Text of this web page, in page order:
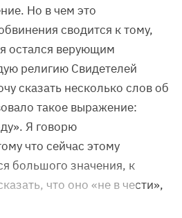
Но в чем это
сводится к тому,
остался верующим
религию Свидетелей
сказать несколько слов об
такое выражение:
Я говорю
что сейчас этому
большого значения, к
что оно «не в чести»,